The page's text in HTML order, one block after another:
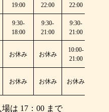
19:00
22:00
22:00
9:30-
18:00
9:30-
21:00
9:30-
21:00
お休み お休み
10:00-
21:00
お休み お休み お休み
17：00 まで